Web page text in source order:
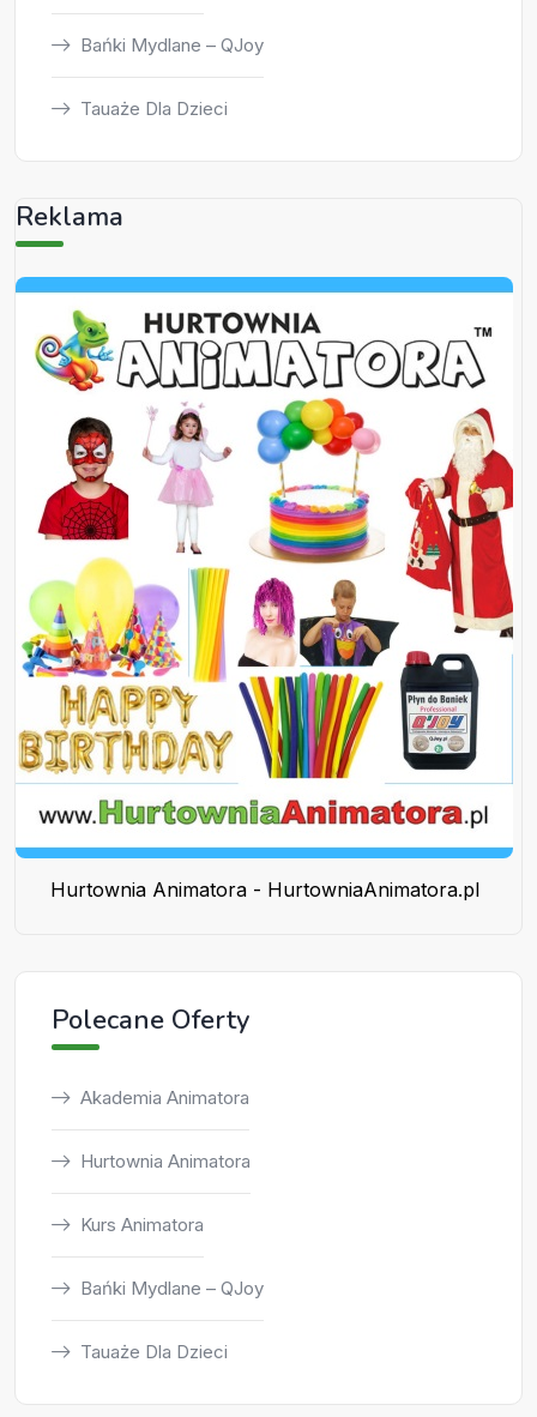
Bańki Mydlane – QJoy
Tauaże Dla Dzieci
Reklama
Hurtownia Animatora - HurtowniaAnimatora.pl
Polecane Oferty
Akademia Animatora
Hurtownia Animatora
Kurs Animatora
Bańki Mydlane – QJoy
Tauaże Dla Dzieci